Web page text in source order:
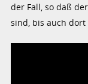
der Fall, so daß
sind, bis auch